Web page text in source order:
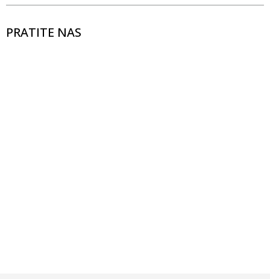
PRATITE NAS